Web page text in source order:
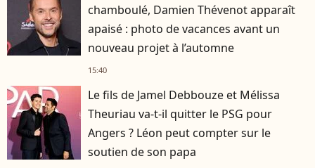
chamboulé, Damien Thévenot apparaît
apaisé : photo de vacances avant un
nouveau projet à l’automne
15:40
Le fils de Jamel Debbouze et Mélissa
Theuriau va-t-il quitter le PSG pour
Angers ? Léon peut compter sur le
soutien de son papa